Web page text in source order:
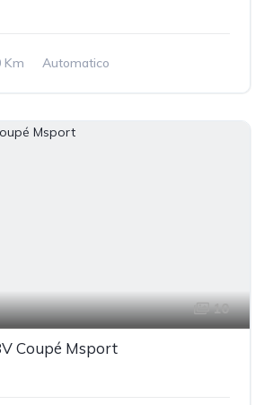
Km
Automatico
10
Coupé Msport